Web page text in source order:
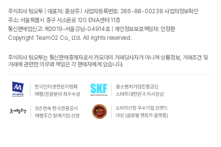
주식회사 팀오투 | 대표자: 홍성주 | 사업자등록번호: 286-88-00238 사업자정보확인
주소: 서울특별시 중구 서소문로 120 ENA센터 11층
통신판매업신고: 제2019-서울강남-04914호 | 개인정보보호책임자: 인정환
Copyright TeamO2 Co., Ltd. All rights reserved.
주식회사 팀오투는 통신판매중개자로서 카모아의 거래당사자가 아니며 상품정보, 거래조건 및
거래에 관련한 의무와 책임은 각 판매자에게 있습니다.